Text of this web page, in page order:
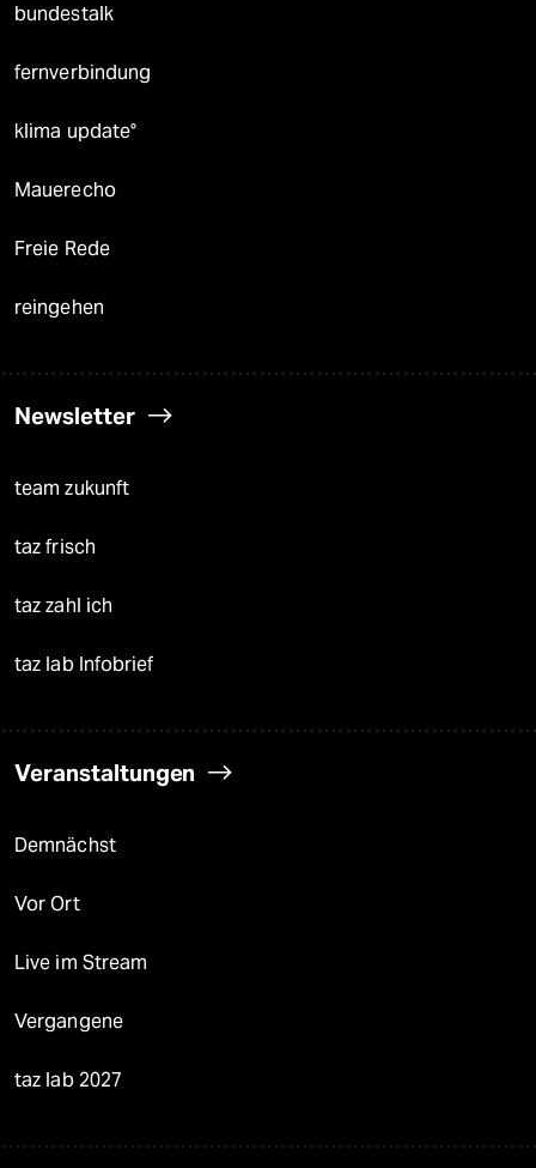
bundestalk
fernverbindung
klima update°
Mauerecho
Freie Rede
reingehen
Newsletter
team zukunft
taz frisch
taz zahl ich
taz lab Infobrief
Veranstaltungen
Demnächst
Vor Ort
Live im Stream
Vergangene
taz lab 2027